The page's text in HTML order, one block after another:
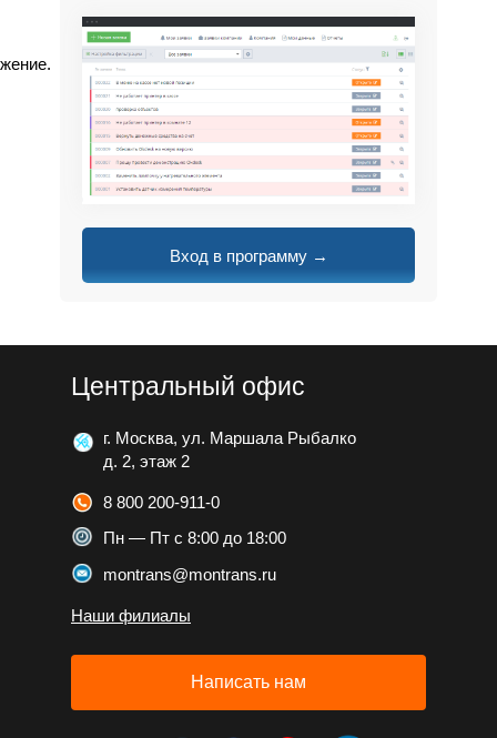
Вход в программу →
г. Москва, ул. Маршала Рыбалко
д. 2, этаж 2
Центральный офис
8 800 200-911-0
Пн — Пт с 8:00 до 18:00
montrans@montrans.ru
Наши филиалы
Написать нам